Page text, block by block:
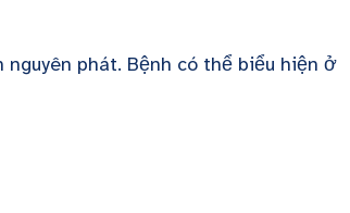
phát. Bệnh có thể biểu hiện ở